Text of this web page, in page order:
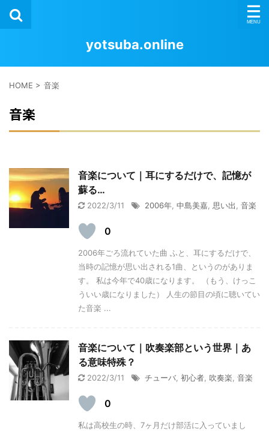
yotsuba.online
HOME > 音楽
音楽
音楽について｜耳にするだけで、記憶が
蘇る…
2022/3/11 2006年 中島美嘉 思い出 音楽
0
2006年ごろ流れていた曲 ふと、耳にするだけで、
当時の記憶が思い出される1曲、というのがありま
す。 私は今年で40歳になります。 （もう、けっこ
ういい歳になりました） 人生の節目の頃に聴いてい
た音楽 ...
音楽について｜吹奏楽部という世界｜あ
る意味特殊？
2022/3/11 チューバ 初心者 吹奏楽 音楽
0
私は高校生の時、7ヶ月だけ部活に入っていまし